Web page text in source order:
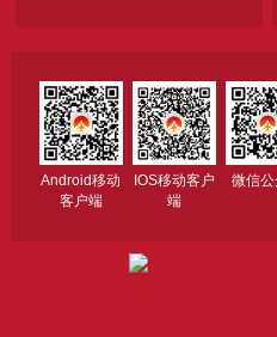
Android移动
客户端
IOS移动客户
端
微信